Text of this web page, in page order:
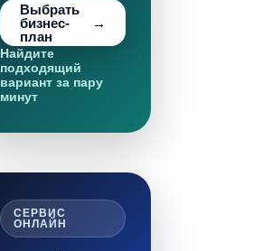
Выбрать
бизнес-
план
Найдите
подходящий
вариант за пару
минут
СЕРВИС
ОНЛАЙН